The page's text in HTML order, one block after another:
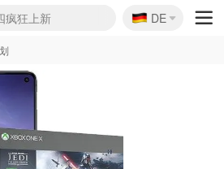
抢！
疯狂上新
大促
随时失效
家85折
额外叠85折
促！每日更新
！5折起+叠9折
仅€192
🇩🇪
DE